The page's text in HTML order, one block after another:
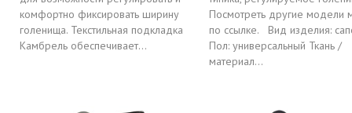
комфортно фиксировать ширину
голенища. Текстильная подкладка
Камбрель обеспечивает...
Посмотреть другие модели
по ссылке. Вид изделия:
Пол: универсальный Ткань /
материал...